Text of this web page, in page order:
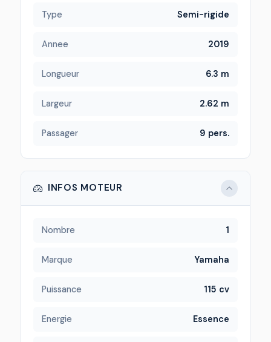
Type Semi-rigide
Annee 2019
Longueur 6.3 m
Largeur 2.62 m
Passager 9 pers.
INFOS MOTEUR
Nombre 1
Marque Yamaha
Puissance 115 cv
Energie Essence